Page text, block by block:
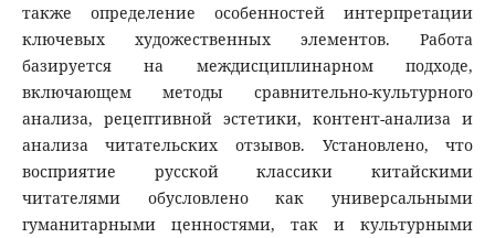
также определение особенностей интерпретации
ключевых художественных элементов. Работа
базируется на междисциплинарном подходе,
включающем методы сравнительно-культурного
анализа, рецептивной эстетики, контент-анализа и
анализа читательских отзывов. Установлено, что
восприятие русской классики китайскими
читателями обусловлено как универсальными
гуманитарными ценностями, так и культурными